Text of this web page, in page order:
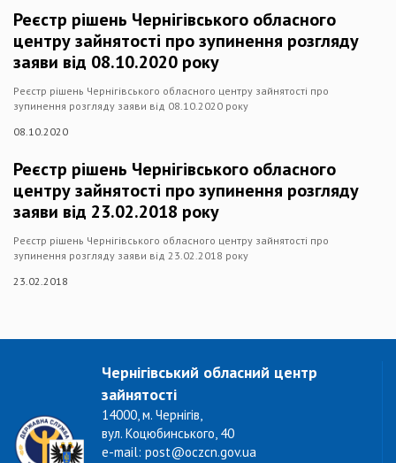
Реєстр рішень Чернігівського обласного
центру зайнятості про зупинення розгляду
заяви від 08.10.2020 року
Реєстр рішень Чернігівського обласного центру зайнятості про
зупинення розгляду заяви від 08.10.2020 року
08.10.2020
Реєстр рішень Чернігівського обласного
центру зайнятості про зупинення розгляду
заяви від 23.02.2018 року
Реєстр рішень Чернігівського обласного центру зайнятості про
зупинення розгляду заяви від 23.02.2018 року
23.02.2018
Чернігівський обласний центр
зайнятості
14000, м. Чернігів,
вул. Коцюбинського, 40
e-mail: post@oczcn.gov.ua